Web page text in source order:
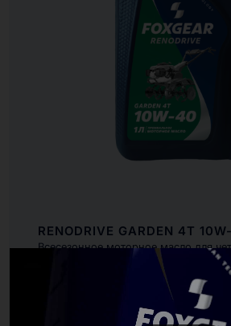
RENODRIVE GARDEN 4T
Всесезонное моторное масло для
бензиновых и дизельных двигателей
сельскохозяйственной техники